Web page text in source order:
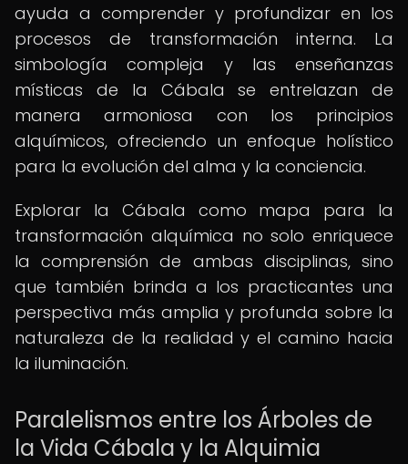
ayuda a comprender y profundizar en los
procesos de transformación interna. La
simbología compleja y las enseñanzas
místicas de la Cábala se entrelazan de
manera armoniosa con los principios
alquímicos, ofreciendo un enfoque holístico
para la evolución del alma y la conciencia.
Explorar la Cábala como mapa para la
transformación alquímica no solo enriquece
la comprensión de ambas disciplinas, sino
que también brinda a los practicantes una
perspectiva más amplia y profunda sobre la
naturaleza de la realidad y el camino hacia
la iluminación.
Paralelismos entre los Árboles de
la Vida Cábala y la Alquimia